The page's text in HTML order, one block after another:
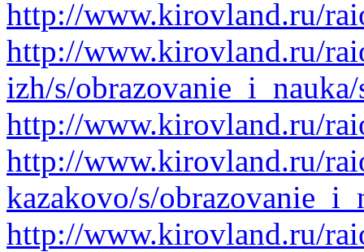
http://www.kirovland.ru/
http://www.kirovland.ru/
izh/s/
http://www.kirovland.ru/
http://www.kirovland.ru/
kazakovo/s/
http://www.kirovland.ru/